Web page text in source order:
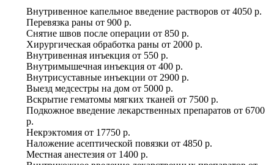
Внутривенное капельное введение растворов от 4050 р.
Перевязка раны от 900 р.
Снятие швов после операции от 850 р.
Хирургическая обработка раны от 2000 р.
Внутривенная инъекция от 550 р.
Внутримышечная инъекция от 400 р.
Внутрисуставные инъекции от 2900 р.
Выезд медсестры на дом от 5000 р.
Вскрытие гематомы мягких тканей от 7500 р.
Подкожное введение лекарственных препаратов от 6700
р.
Некрэктомия от 17750 р.
Наложение асептической повязки от 4850 р.
Местная анестезия от 1400 р.